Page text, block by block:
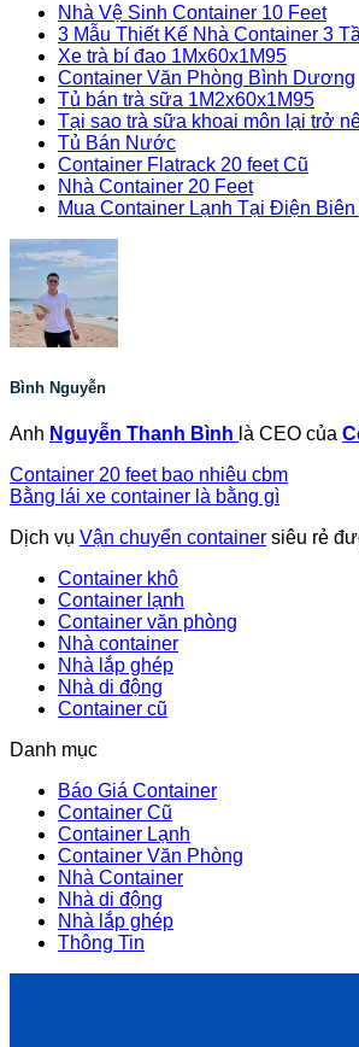
Nhà Vệ Sinh Container 10 Feet
3 Mẫu Thiết Kế Nhà Container 3
Xe trà bí đao 1Mx60x1M95
Container Văn Phòng Bình Dương
Tủ bán trà sữa 1M2x60x1M95
Tại sao trà sữa khoai môn lại trở
Tủ Bán Nước
Container Flatrack 20 feet Cũ
Nhà Container 20 Feet
Mua Container Lạnh Tại Điện
Bình Nguyễn
Anh Nguyễn Thanh Bình là CEO của
Container 20 feet bao nhiêu cbm
Bằng lái xe container là bằng gì
Dịch vụ Vận chuyển container siêu rẻ
Container khô
Container lạnh
Container văn phòng
Nhà container
Nhà lắp ghép
Nhà di động
Container cũ
Danh mục
Báo Giá Container
Container Cũ
Container Lạnh
Container Văn Phòng
Nhà Container
Nhà di động
Nhà lắp ghép
Thông Tin